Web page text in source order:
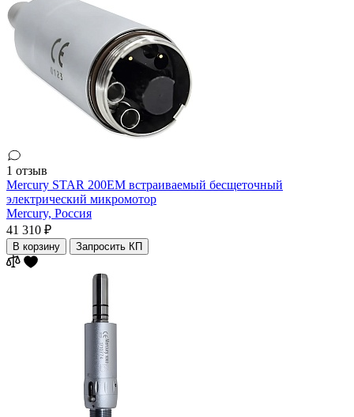
1 отзыв
Mercury STAR 200EM встраиваемый бесщеточный
электрический микромотор
Mercury, Россия
41 310 ₽
В корзину Запросить КП